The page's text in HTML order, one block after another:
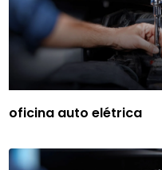
oficina auto elétrica